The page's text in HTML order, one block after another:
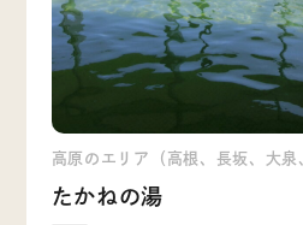
高原のエリア（高根、長坂、大泉
たかねの湯